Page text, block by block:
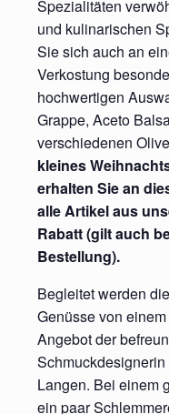
Spezialitäten
und kulinarischen
Sie sich auch an
Verkostung
hochwertigen
Grappe, Aceto
verschiedenen
kleines
erhalten Sie an
alle Artikel aus
Rabatt (gilt auch
Bestellung).
Begleitet werden
Genüsse von
Angebot der
Langen. Bei einem
ein paar